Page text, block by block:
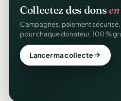
Collectez des dons
Campagnes, paiement
pour chaque donateur. 100 %
Lancer ma collecte